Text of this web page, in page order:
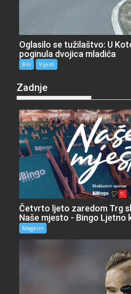
Oglasilo se tužilaštvo: U
poginula dvojica mladića
BiH Vijesti
Zadnje
Četvrto ljeto zaredom Trg
Naše mjesto - Bingo Ljetno
Magazin